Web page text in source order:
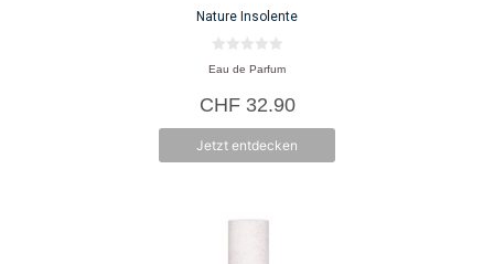
Nature Insolente
0
v
n
5
Eau de Parfum
CHF32.90
Jetzt entdecken